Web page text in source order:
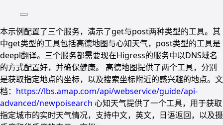
本示例配置了三个服务，演示了get与post两种类型的工具。其
中get类型的工具包括高德地图与心知天气，post类型的工具是
deepl翻译。三个服务都需要现在Higress的服务中以DNS域名
的方式配置好，并确保健康。 高德地图提供了两个工具，分别
是获取指定地点的坐标，以及搜索坐标附近的感兴趣的地点。文
档： https://lbs.amap.com/api/webservice/guide/api-
advanced/newpoisearch 心知天气提供了一个工具，用于获取
指定城市的实时天气情况，支持中文，英文，日语返回，以及摄